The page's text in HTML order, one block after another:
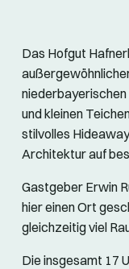
Das Hofgut
niederbayerischen
und kleinen
stilvolles
Architektur auf
Gastgeber Erwin
hier einen Ort
gleichzeitig viel
Die insgesamt 17